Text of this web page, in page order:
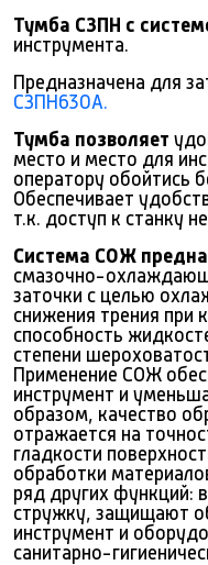
Тумба СЗПН с
инструмента.
Предназначена для
СЗПН630А.
Тумба позволяет
место и место для
оператору обойтись
Обеспечивает
т.к. доступ к станку
Система СОЖ
смазочно-
заточки с целью
снижения трения при
способность
степени
Применение СОЖ
инструмент и
образом, качество
отражается на
гладкости
обработки
ряд других функций:
стружку, защищают
инструмент и
санитарно-